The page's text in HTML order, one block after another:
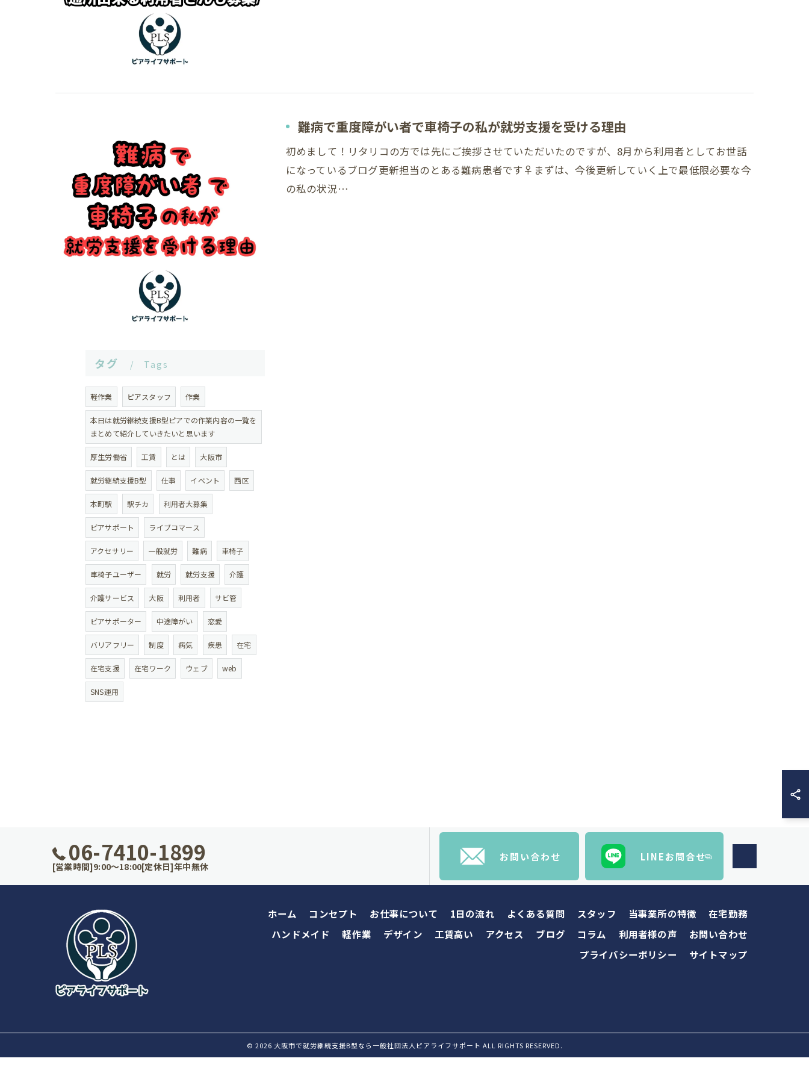
難病で重度障がい者で車椅子の私が就労支援を受ける理由
初めまして！リタリコの方では先にご挨拶させていただいたのですが、8月から利用者としてお世話
になっているブログ更新担当のとある難病患者です♀まずは、今後更新していく上で最低限必要な今
の私の状況…
タグ Tags
軽作業 ピアスタッフ 作業
本日は就労継続支援B型ピアでの作業内容の一覧を
まとめて紹介していきたいと思います
厚生労働省 工賃 とは 大阪市
就労継続支援B型 仕事 イベント 西区
本町駅 駅チカ 利用者大募集
ピアサポート ライブコマース
アクセサリー 一般就労 難病 車椅子
車椅子ユーザー 就労 就労支援 介護
介護サービス 大阪 利用者 サビ管
ピアサポーター 中途障がい 恋愛
バリアフリー 制度 病気 疾患 在宅
在宅支援 在宅ワーク ウェブ web
SNS運用
06-7410-1899
[営業時間]9:00～18:00[定休日]年中無休
お問い合わせ LINEお問合せ
ホーム コンセプト お仕事について 1日の流れ よくある質問 スタッフ 当事業所の特徴
在宅勤務
ハンドメイド
軽作業 デザイン 工賃高い アクセス ブログ コラム 利用者様の声
お問い合わせ
プライバシーポリシー
サイトマップ
© 2026 大阪市で就労継続支援B型なら一般社団法人ピアライフサポート ALL RIGHTS RESERVED.